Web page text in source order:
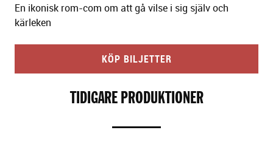
En ikonisk rom-com om att gå vilse i sig själv och
kärleken
KÖP BILJETTER
TIDIGARE PRODUKTIONER